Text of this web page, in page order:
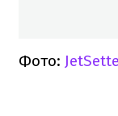
Фото: